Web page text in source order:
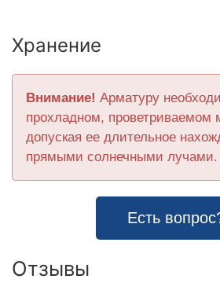
Хранение
Внимание! Арматуру
прохладном, проветриваемом
допуская ее длительное
прямыми солнечными лучами.
Есть
Отзывы